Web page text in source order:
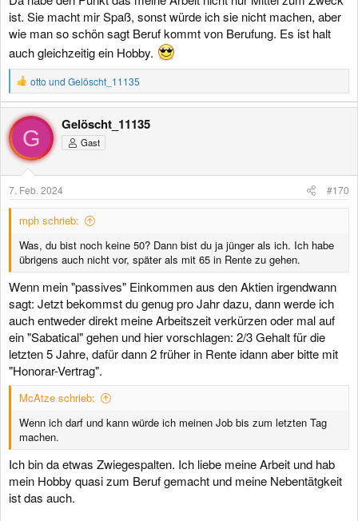
ist. Sie macht mir Spaß, sonst würde ich sie nicht machen, aber
wie man so schön sagt Beruf kommt von Berufung. Es ist halt
auch gleichzeitig ein Hobby.
R
e
a
k
t
i
o
n
n
otto und Gelöscht_11135
G
Gelöscht_11135
Gast
7. Feb. 2024 #170
mph schrieb:
Was, du bist noch keine 50? Dann bist du ja jünger als ich. Ich habe
übrigens auch nicht vor, später als mit 65 in Rente zu gehen.
Wenn mein "passives" Einkommen aus den Aktien irgendwann
sagt: Jetzt bekommst du genug pro Jahr dazu, dann werde ich
auch entweder direkt meine Arbeitszeit verkürzen oder mal auf
ein "Sabatical" gehen und hier vorschlagen: 2/3 Gehalt für die
letzten 5 Jahre, dafür dann 2 früher in Rente idann aber bitte mit
"Honorar-Vertrag".
McAtze schrieb:
Wenn ich darf und kann würde ich meinen Job bis zum letzten Tag
machen.
Ich bin da etwas Zwiegespalten. Ich liebe meine Arbeit und hab
mein Hobby quasi zum Beruf gemacht und meine Nebentätgkeit
ist das auch.